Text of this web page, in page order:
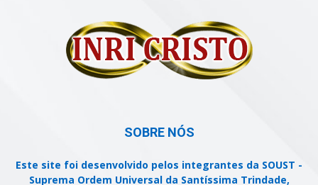
SOBRE NÓS
Este site foi desenvolvido pelos integrantes da SOUST -
Suprema Ordem Universal da Santíssima Trindade,